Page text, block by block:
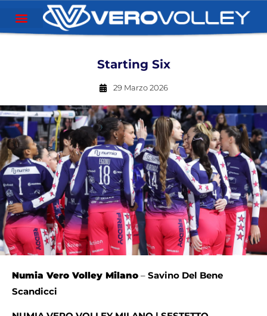
Starting Six
29 Marzo 2026
Numia Vero Volley Milano – Savino Del Bene
Scandicci